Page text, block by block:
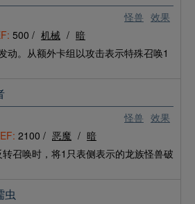
怪兽 效果
500 / 机械 / 暗
。从额外卡组以攻击表示特殊召唤1
怪兽 效果
2100 / 恶魔 / 暗
召唤时，将1只表侧表示的龙族怪兽破
虫